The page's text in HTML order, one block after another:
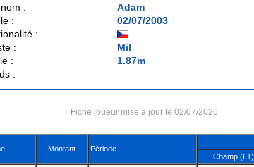
:
Adam
:
02/07/2003
:
:
Mil
:
1.87m
:
Fiche joueur mise à jour le 02/07/2026
Montant Pèriode
Champ (L1)